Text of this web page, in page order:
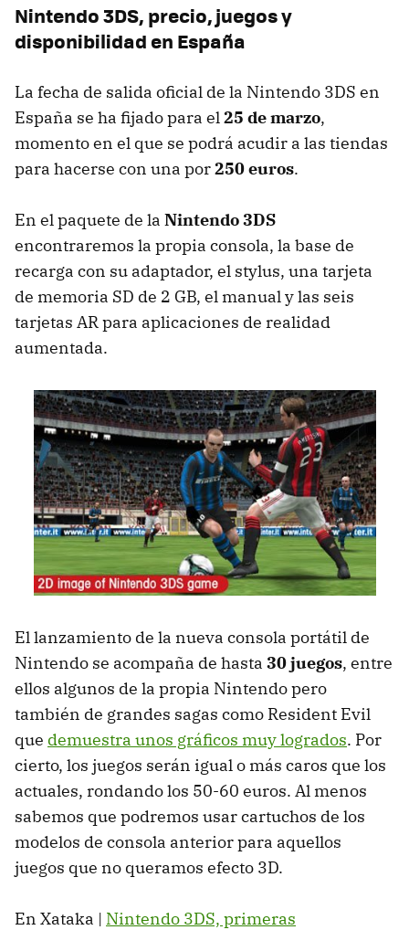
Nintendo 3DS, precio, juegos y
disponibilidad en España
La fecha de salida oficial de la Nintendo 3DS en
España se ha fijado para el25 de marzo,
momento en el que se podrá acudir a las tiendas
para hacerse con una por250 euros.
En el paquete de la Nintendo 3DS
encontraremos la propia consola, la base de
recarga con su adaptador, el stylus, una tarjeta
de memoria SD de 2 GB, el manual y las seis
tarjetas AR para aplicaciones de realidad
aumentada.
El lanzamiento de la nueva consola portátil de
Nintendo se acompaña de hasta 30 juegos, entre
ellos algunos de la propia Nintendo pero
también de grandes sagas como Resident Evil
que demuestra unos gráficos muy logrados. Por
cierto, los juegos serán igual o más caros que los
actuales, rondando los 50-60 euros. Al menos
sabemos que podremos usar cartuchos de los
modelos de consola anterior para aquellos
juegos que no queramos efecto 3D.
En Xataka | Nintendo 3DS, primeras